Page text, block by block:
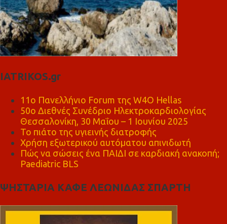
IATRIKOS.gr
11ο Πανελλήνιο Forum της W4O Hellas
50ο Διεθνές Συνέδριο Ηλεκτροκαρδιολογίας
Θεσσαλονίκη, 30 Μαΐου – 1 Ιουνίου 2025
Το πιάτο της υγιεινής διατροφής
Χρήση εξωτερικού αυτόματου απινιδωτή
Πώς να σώσεις ένα ΠΑΙΔΙ σε καρδιακή ανακοπή;
Paediatric BLS
ΨΗΣΤΑΡΙΑ ΚΑΦΕ ΛΕΩΝΙΔΑΣ ΣΠΑΡΤΗ